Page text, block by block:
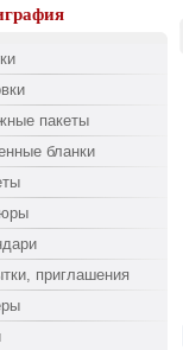
пакеты
бланки
приглашения